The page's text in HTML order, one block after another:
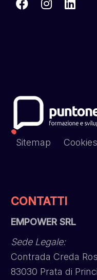
Sitemap Cookies
CONTATTI
EMPOWER SRL
Sede Legale:
Contrada Creda
83030 Prata di